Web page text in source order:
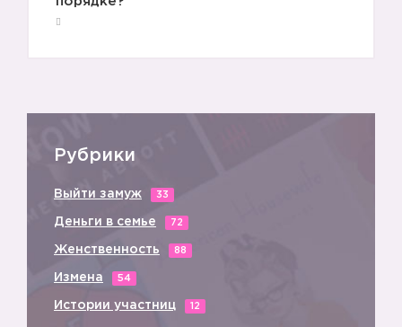
Рубрики
Выйти замуж 33
Деньги в семье 72
Женственность 88
Измена 54
Истории участниц 12